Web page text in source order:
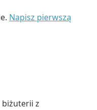
Napisz pierwszą
z